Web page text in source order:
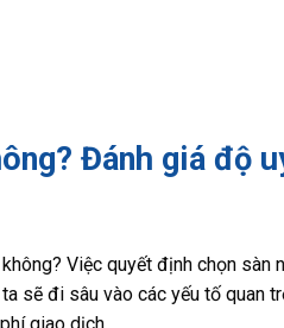
Đánh giá độ
Việc quyết định chọn sàn
sẽ đi sâu vào các yếu tố quan
giao dịch.